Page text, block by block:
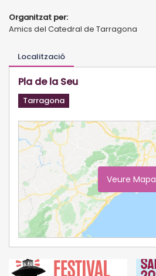
Organitzat per:
Amics del Catedral de Tarragona
Localització
Pla de la Seu
Tarragona
Veure Mapa